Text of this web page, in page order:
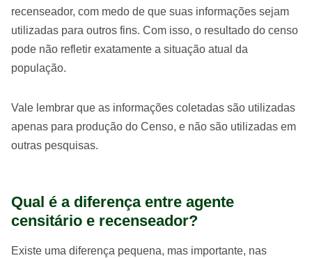
recenseador, com medo de que suas informações sejam
utilizadas para outros fins. Com isso, o resultado do censo
pode não refletir exatamente a situação atual da
população.
Vale lembrar que as informações coletadas são utilizadas
apenas para produção do Censo, e não são utilizadas em
outras pesquisas.
Qual é a diferença entre agente
censitário e recenseador?
Existe uma diferença pequena, mas importante, nas